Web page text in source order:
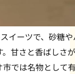
イーツで、砂糖
甘さと香ばしさ
では名物として